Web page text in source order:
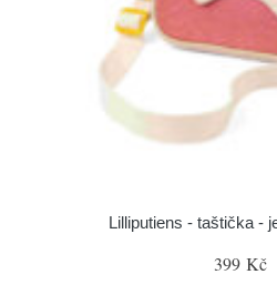
Lilliputiens - taštička -
399 Kč